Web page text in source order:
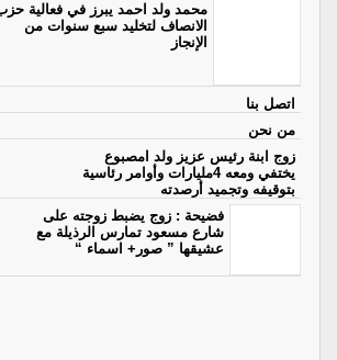
محمد ولد احمد يبرز في فعالية
الانصاف لتخليد سبع سنوات من
الإنجاز
اتصل بنا
من نحن
زوج ابنة رئيس عزيز ولد امصبوع
يختفي ومعه 4مليارات وأوامر رئاسية
بتوقيفه وتجميد أرصدته
فضيحة : زوج يضبط زوجته على
شارع مسعود تمارس الرذيلة مع
عشيقها ” صور+ اسماء “